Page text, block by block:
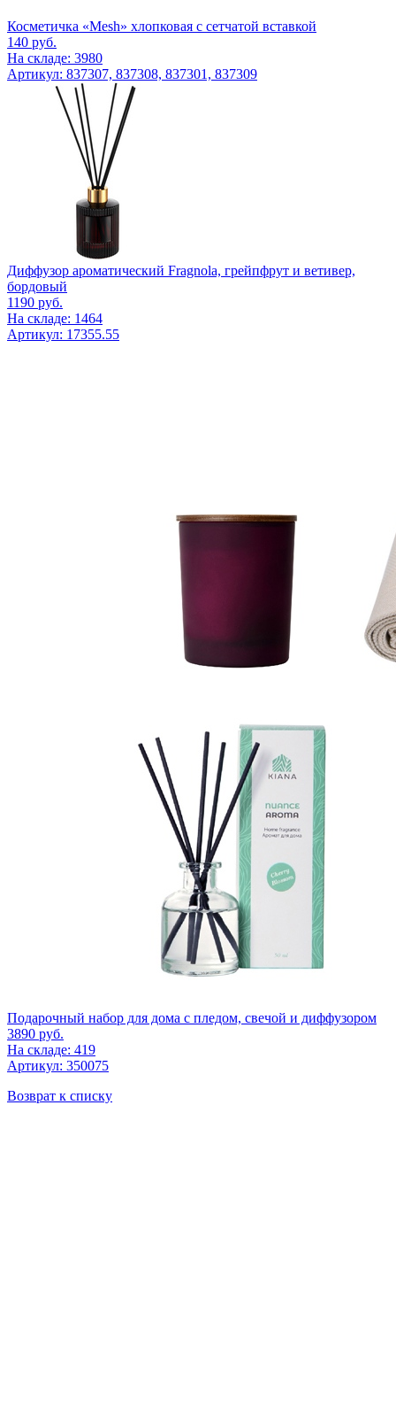
Косметичка «Mesh» хлопковая с сетчатой вставкой
140 руб.
На складе: 3980
Артикул: 837307, 837308, 837301, 837309
Диффузор ароматический Fragnola, грейпфрут и ветивер,
бордовый
1190 руб.
На складе: 1464
Артикул: 17355.55
Подарочный набор для дома с пледом, свечой и диффузором
3890 руб.
На складе: 419
Артикул: 350075
Возврат к списку